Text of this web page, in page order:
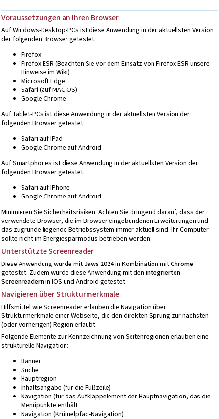
Voraussetzungen an Ihren Browser
Auf Windows-Desktop-PCs ist diese Anwendung in der aktuellsten Version
der folgenden Browser getestet:
Firefox
Firefox ESR (Beachten Sie vor dem Einsatz von Firefox ESR unsere
Hinweise im Wiki)
Microsoft Edge
Safari (auf MAC OS)
Google Chrome
Auf Tablet-PCs ist diese Anwendung in der aktuellsten Version der
folgenden Browser getestet:
Safari auf IPad
Google Chrome auf Android
Auf Smartphones ist diese Anwendung in der aktuellsten Version der
folgenden Browser getestet:
Safari auf IPhone
Google Chrome auf Android
Minimieren Sie Sicherheitsrisiken. Achten Sie dringend darauf, dass der
verwendete Browser, die im Browser eingebundenen Erweiterungen und
das zugrunde liegende Betriebssystem immer aktuell sind. Ihr Computer
sollte nicht im Energiesparmodus betrieben werden.
Unterstützte Screenreader
Diese Anwendung wurde mit Jaws 2024in Kombination mitChrome
getestet. Zudem wurde diese Anwendung mit den integrierten
Screenreadernin IOS und Android getestet.
Navigieren über Strukturmerkmale
Hilfsmittel wie Screenreader erlauben die Navigation über
Strukturmerkmale einer Webseite, die den direkten Sprung zur nächsten
(oder vorherigen) Region erlaubt.
Folgende Elemente zur Kennzeichnung von Seitenregionen erlauben eine
strukturelle Navigation:
Banner
Suche
Hauptregion
Inhaltsangabe (für die Fußzeile)
Navigation (für das Aufklappelement der Hauptnavigation, das die
Menüpunkte enthält
Navigation (Krümelpfad-Navigation)